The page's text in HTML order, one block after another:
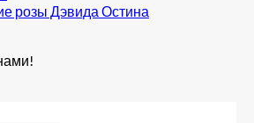
розы Дэвида Остина